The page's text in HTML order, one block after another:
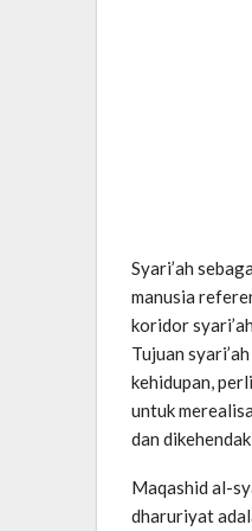
Syari’ah
manusia
koridor
Tujuan
kehidupan,
untuk
dan
Maqashid al-
dharuriyat